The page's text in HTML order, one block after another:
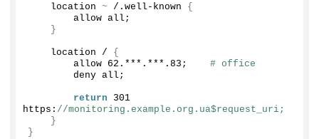
    location
~ /.well-known {
        allow all;
}
    location /
{
        allow
62. ***.*** .83 ; # office
        deny all;
return
301
https: //monitoring.example.org.ua$request_uri;
}
}